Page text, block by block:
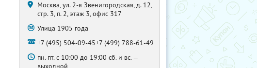
Москва, ул. 2-я Звенигородская, д. 12,
стр. 3, п. 2, этаж 3, офис 317
Улица 1905 года
+7 (495) 504-09-45+7 (499) 788-61-49
пн.-пт. с 10:00 до 19:00 сб. и вс. —
выходной